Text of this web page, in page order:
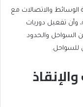
الوسائط والاتصالات مع
وأن تفعيل دوريات
السواحل والحدود
للسواحل.